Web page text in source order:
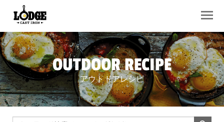
OUTDOOR RECIPE
アウトドアレシピ